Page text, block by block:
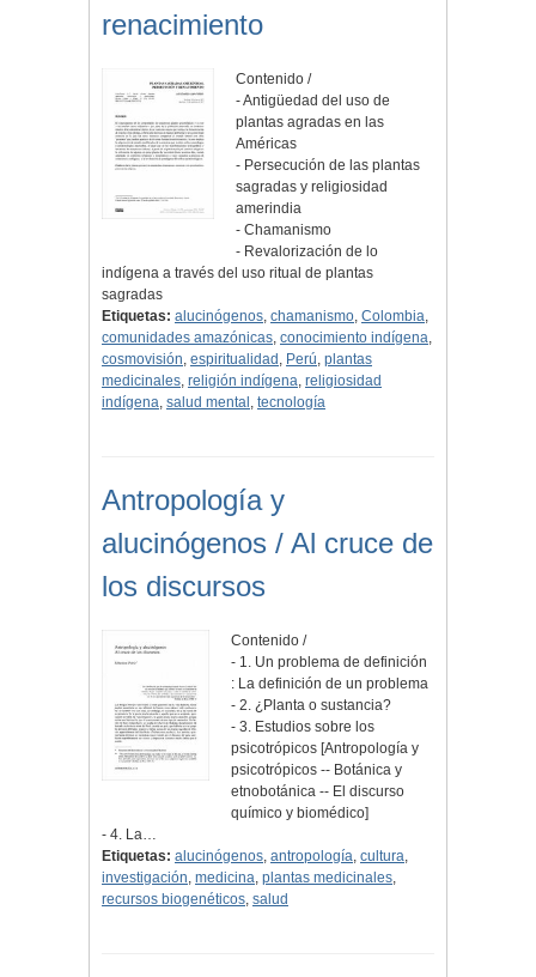
renacimiento
Contenido /
- Antigüedad del uso de
plantas agradas en las
Américas
- Persecución de las plantas
sagradas y religiosidad
amerindia
- Chamanismo
- Revalorización de lo
indígena a través del uso ritual de plantas
sagradas
Etiquetas: alucinógenos, chamanismo, Colombia,
comunidades amazónicas, conocimiento indígena,
cosmovisión, espiritualidad , Perú, plantas
medicinales, religión indígena, religiosidad
indígena, salud mental , tecnología
Antropología y
alucinógenos / Al cruce de
los discursos
Contenido /
- 1. Un problema de definición
: La definición de un problema
- 2. ¿Planta o sustancia?
- 3. Estudios sobre los
psicotrópicos [Antropología y
psicotrópicos -- Botánica y
etnobotánica -- El discurso
químico y biomédico]
- 4. La…
Etiquetas: alucinógenos, antropología, cultura,
investigación, medicina, plantas medicinales,
recursos biogenéticos, salud